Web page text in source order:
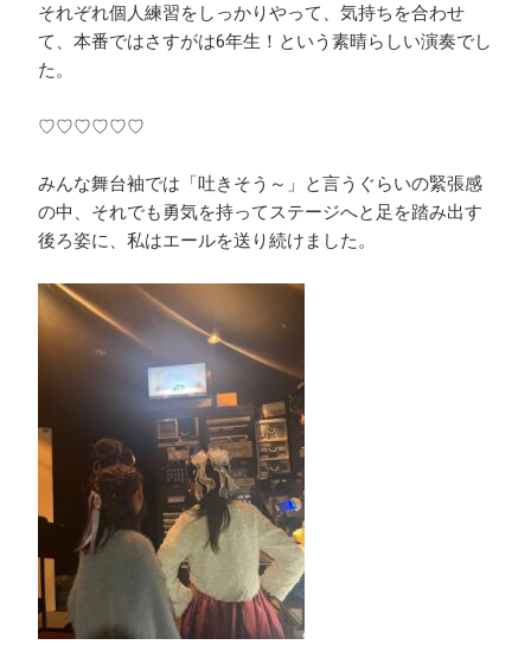
それぞれ個人練習をしっかりやって、気持ちを合わせ
て、本番ではさすがは6年生！という素晴らしい演奏でし
た。
♡♡♡♡♡♡
みんな舞台袖では「吐きそう～」と言うぐらいの緊張感
の中、それでも勇気を持ってステージへと足を踏み出す
後ろ姿に、私はエールを送り続けました。